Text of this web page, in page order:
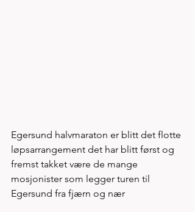
Egersund halvmaraton er blitt det flotte
løpsarrangement det har blitt først og
fremst takket være de mange
mosjonister som legger turen til
Egersund fra fjærn og nær